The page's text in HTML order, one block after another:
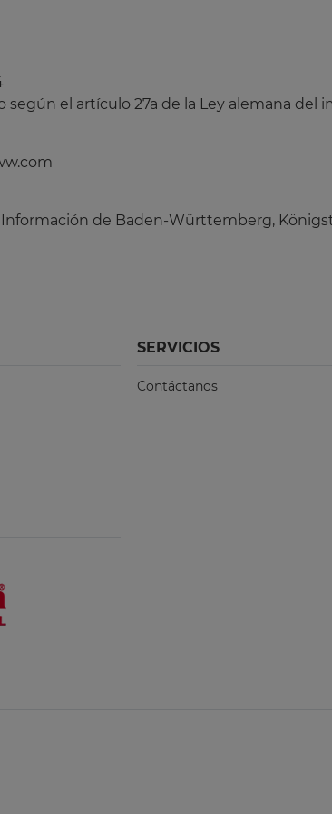
el artículo 27a de la Ley alemana del
de Baden-Württemberg,
SERVICIOS
Contáctanos